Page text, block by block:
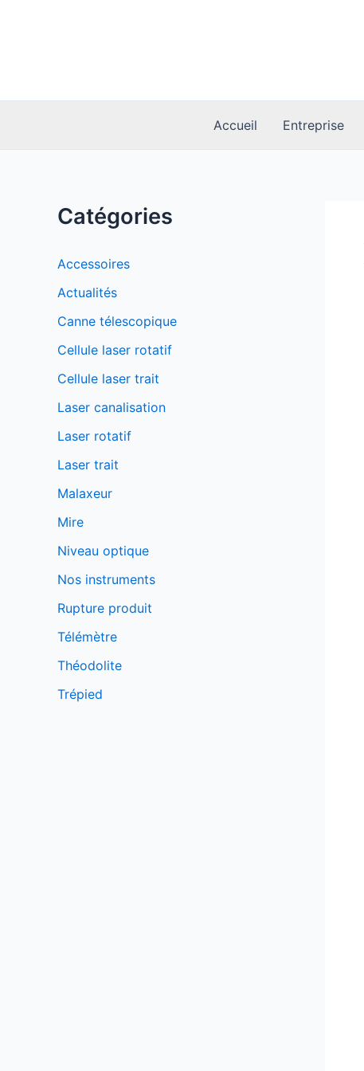
Accueil Entreprise
Catégories
Accessoires
Actualités
Canne télescopique
Cellule laser rotatif
Cellule laser trait
Laser canalisation
Laser rotatif
Laser trait
Malaxeur
Mire
Niveau optique
Nos instruments
Rupture produit
Télémètre
Théodolite
Trépied